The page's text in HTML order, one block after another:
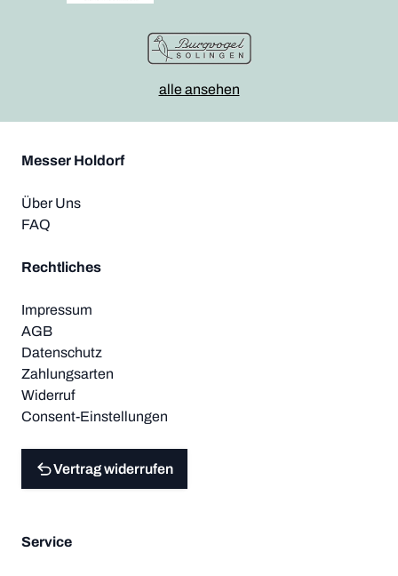
alle ansehen
Messer Holdorf
Über Uns
FAQ
Rechtliches
Impressum
AGB
Datenschutz
Zahlungsarten
Widerruf
Consent-Einstellungen
Vertrag widerrufen
Service